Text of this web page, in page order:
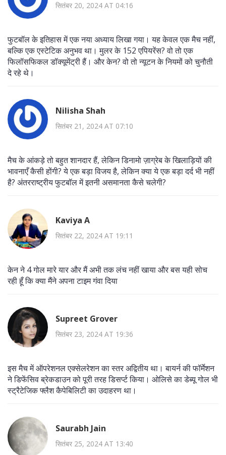
सितंबर 20, 2024 AT 04:16
फुटबॉल के इतिहास में एक नया अध्याय लिखा गया। यह केवल एक मैच नहीं,
बल्कि एक एस्टेटिक अनुभव था। मुलर के 152 एपियरेंस? वो तो एक
फिलॉसफिकल डॉक्यूमेंट्री हैं। और केन? वो तो न्यूटन के नियमों को चुनौती
दे रहे थे।
Nilisha Shah
सितंबर 21, 2024 AT 07:10
मैच के आंकड़े तो बहुत शानदार हैं, लेकिन डिनामो ज़ाग्रेब के खिलाड़ियों की
भावनाएँ कैसी होंगी? ये एक बड़ा विजय है, लेकिन क्या ये एक बड़ा दर्द भी नहीं
है? अंतरराष्ट्रीय फुटबॉल में इतनी असमानता कैसे चलेगी?
Kaviya A
सितंबर 22, 2024 AT 19:11
केन ने 4 गोल मारे यार और मैं अभी तक लंच नहीं खाया और बस यही सोच
रही हूँ कि क्या मैंने अपना टाइम गंवा दिया
Supreet Grover
सितंबर 23, 2024 AT 19:36
इस मैच में ऑपरेशनल एक्सेलरेशन का स्तर अद्वितीय था। बायर्न की फॉर्मेशन
ने डिफेंसिव ब्रेकडाउन को पूरी तरह डिसर्प्ट किया। ओलिसे का डेब्यू गोल भी
स्ट्रैटेजिक फ्लैश कैपेबिलिटी का उदाहरण था।
Saurabh Jain
सितंबर 25, 2024 AT 13:40